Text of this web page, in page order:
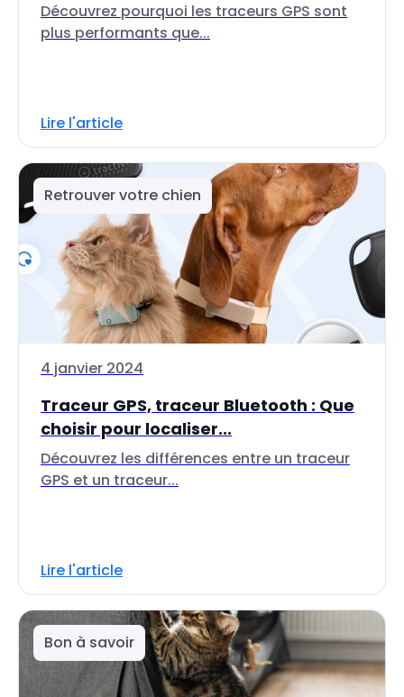
Découvrez pourquoi les traceurs GPS sont
plus performants que...
Lire l'article
Retrouver votre chien
4 janvier 2024
Traceur GPS, traceur Bluetooth : Que
choisir pour localiser...
Découvrez les différences entre un traceur
GPS et un traceur...
Lire l'article
Bon à savoir